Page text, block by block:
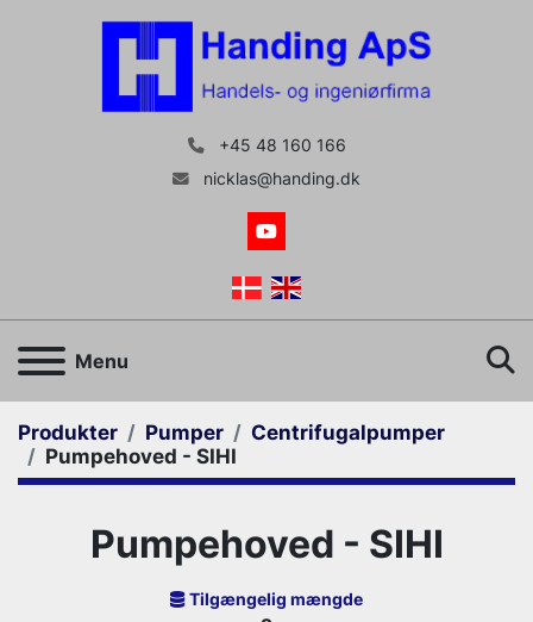
+45 48 160 166
nicklas@handing.dk
youtube
Menu
Produkter Pumper
Centrifugalpumper
Pumpehoved - SIHI
Pumpehoved - SIHI
Tilgængelig mængde